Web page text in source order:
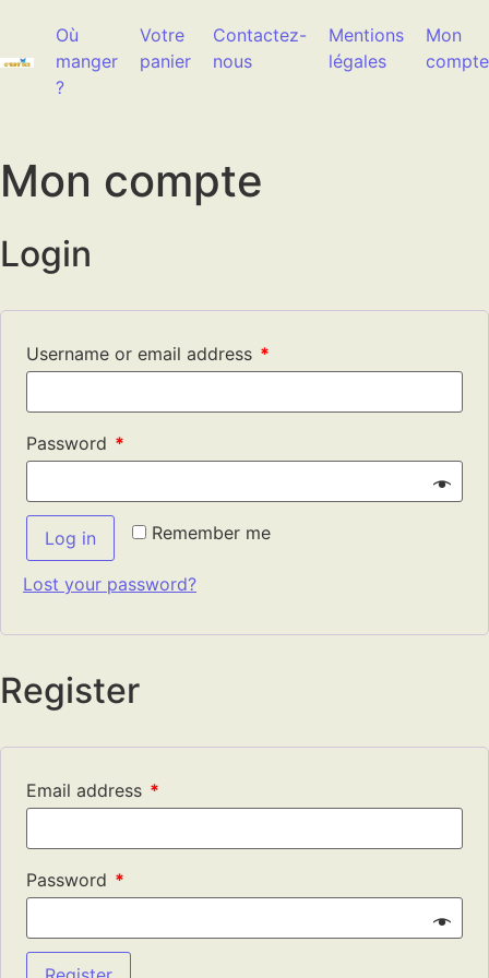
Où
manger
?
Votre
panier
Contactez-
nous
Mentions
légales
Mon
compte
Mon compte
Login
Username or email address *
Password *
Remember me
Log in
Lost your password?
Register
Email address *
Password *